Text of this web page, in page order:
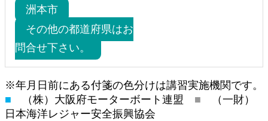
洲本市
その他の都道府県はお
問合せ下さい。
※年月日前にある付箋の色分けは講習実施機関です。
■ （株）大阪府モーターボート連盟 ■ （一財）
日本海洋レジャー安全振興協会